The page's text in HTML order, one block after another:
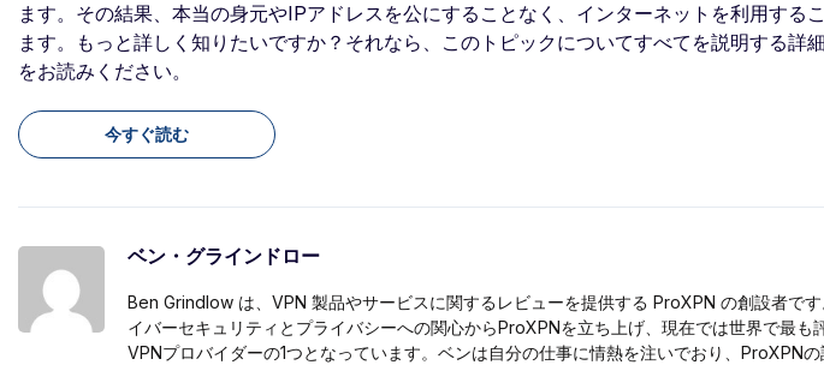
ます。その結果、本当の身元やIPアドレスを公にすることなく、インターネットを利用する
ます。もっと詳しく知りたいですか？それなら、このトピックについてすべてを説明する詳
をお読みください。
今すぐ読む
ベン・グラインドロー
Ben Grindlow は、VPN 製品やサービスに関するレビューを提供する ProXPN の創設者で
イバーセキュリティとプライバシーへの関心からProXPNを立ち上げ、現在では世界で最も
VPNプロバイダーの1つとなっています。ベンは自分の仕事に情熱を注いでおり、ProXPNの